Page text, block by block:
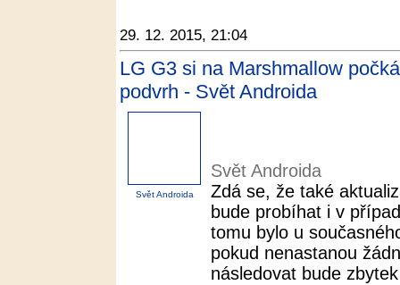
29. 12. 2015, 21:04
LG G3 si na Marshmallow
podvrh - Svět Androida
Svět Androida
Svět Androida
Zdá se, že také
bude probíhat i v
tomu bylo u
pokud nenastanou
následovat bude